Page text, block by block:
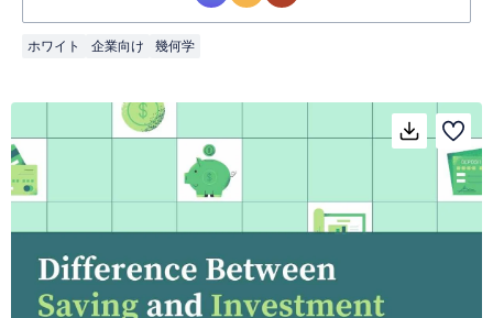
ホワイト 企業向け 幾何学